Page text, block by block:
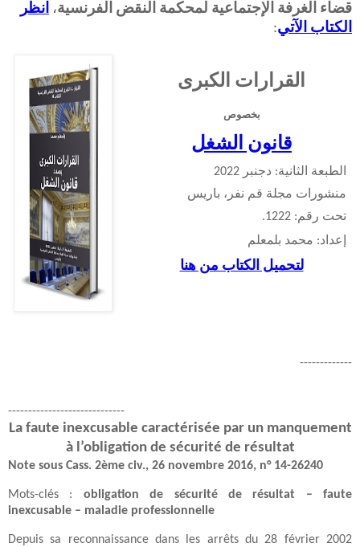
قضاء الغرفة الإجتماعية لمحكمة النقض الفرنسية، انظر
الكتاب الآتي:
القرارات الكبرى
بخصوص
قانون الشغل
الطبعة الثانية: دجنبر 2022
منشورات مجلة قم نفر، باريس
تحت رقم: 1222.
إعداد: محمد بلمعلم
لتحميل الكتاب من هنا
-------------
-----------------------------
La faute inexcusable caractérisée par un manquement
à l’obligation de sécurité de résultat
Note sous Cass. 2ème civ., 26 novembre 2016, n° 14-26240
Mots-clés : obligation de sécurité de résultat – faute
inexcusable – maladie professionnelle
Depuis sa reconnaissance dans les arrêts du 28 février 2002